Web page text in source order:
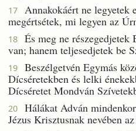
17
Annakokáért ne legyetek
megértsétek, mi legyen az
18
És meg ne
van; hanem teljesedjetek be
19
Beszélgetvén Egymás
Dícséretekben és lelki
Dícséretet Mondván
20
Hálákat Adván
Jézus Krisztusnak nevében